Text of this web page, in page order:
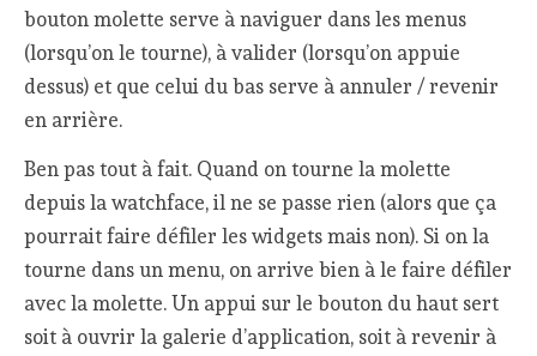
bouton molette serve à naviguer dans les menus
(lorsqu’on le tourne), à valider (lorsqu’on appuie
dessus) et que celui du bas serve à annuler / revenir
en arrière.
Ben pas tout à fait. Quand on tourne la molette
depuis la watchface, il ne se passe rien (alors que ça
pourrait faire défiler les widgets mais non). Si on la
tourne dans un menu, on arrive bien à le faire défiler
avec la molette. Un appui sur le bouton du haut sert
soit à ouvrir la galerie d’application, soit à revenir à